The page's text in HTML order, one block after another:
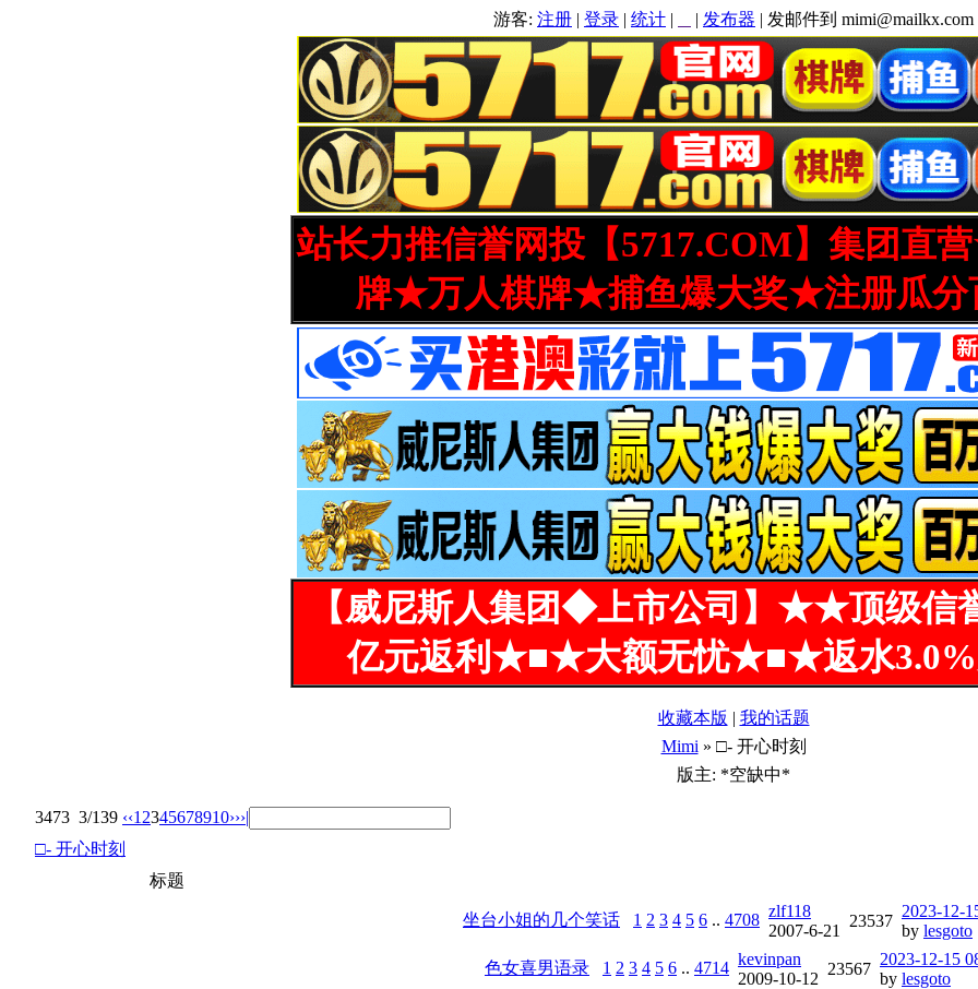
游客: 注册 | 登录 | 统计 | | 发布器 | 发邮件到 mimi@mailkx.com
站长力推信誉网投【5717.COM】集团直
牌★万人棋牌★捕鱼爆大奖★注册瓜分
【威尼斯人集团◆上市公司】★★顶级
亿元返利★■★大额无忧★■★返水
收藏本版 | 我的话题
Mimi » □- 开心时刻
版主: *空缺中*
3473 3/139 ‹‹1 2345678910›››|
□- 开心时刻
标题
坐台小姐的几个笑话 1 2 3 4 5 6 .. 4708 zlf118
2007-6-21
23537
2023-12-
by lesgoto
色女喜男语录
1 2 3 4 5 6 .. 4714 kevinpan
2009-10-12
23567
2023-12-15
by lesgoto